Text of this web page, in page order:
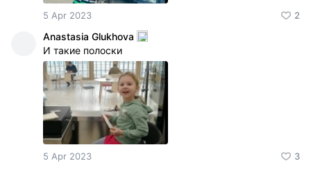
5 Apr 2023 2
Anastasia Glukhova
И такие полоски
5 Apr 2023 3